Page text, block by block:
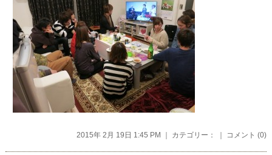
2015年 2月 19日 1:45 PM ｜ カテゴリー： ｜ コメント (0)